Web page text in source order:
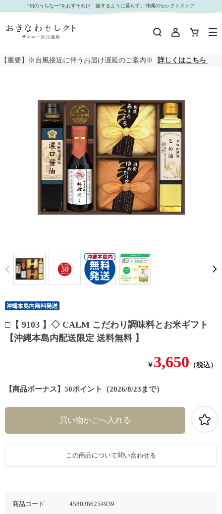
□【 9103 】◇ CALM こだわり調味料とお米ギフト【沖縄本島内配送限定 送料無料 】｜おきな
わセレクト サンエー公式通販
“旬のうちなー”をおすそわけ 旅するように暮らす、沖縄のセレクトストア
【重要】※台風接近に伴うお届け遅延のご案内※ 詳しくはこちら
Prev
□【 9103 】◇ CALM こだわり調味料とお米ギフト
【沖縄本島内配送限定 送料無料 】
【商品ボーナス】50ポイント（2026/8/23まで）
￥ 3,650 （税込）
商品コード 4580386254939
この商品について問い合わせる